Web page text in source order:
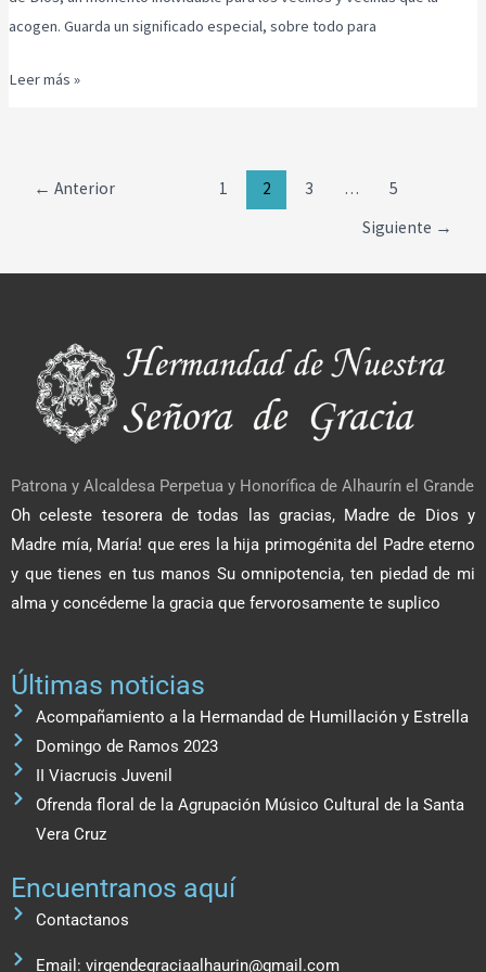
acogen. Guarda un significado especial, sobre todo para
Leer más »
← Anterior 1 2 3 …
5
Siguiente →
Patrona y Alcaldesa Perpetua y Honorífica de Alhaurín el Grande
Oh celeste tesorera de todas las gracias, Madre de Dios y
Madre mía, María! que eres la hija primogénita del Padre eterno
y que tienes en tus manos Su omnipotencia, ten piedad de mi
alma y concédeme la gracia que fervorosamente te suplico
Últimas noticias
Acompañamiento a la Hermandad de Humillación y Estrella
Domingo de Ramos 2023
II Viacrucis Juvenil
Ofrenda floral de la Agrupación Músico Cultural de la Santa
Vera Cruz
Encuentranos aquí
Contactanos
Email: virgendegraciaalhaurin@gmail.com